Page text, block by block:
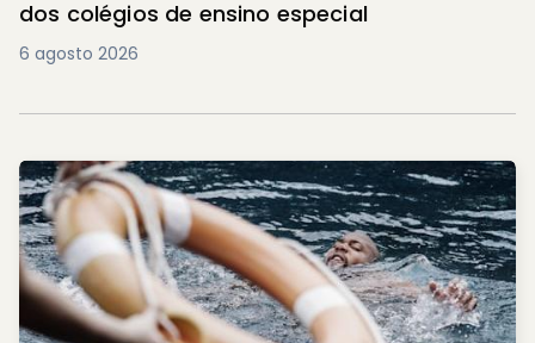
dos colégios de ensino especial
6 agosto 2026